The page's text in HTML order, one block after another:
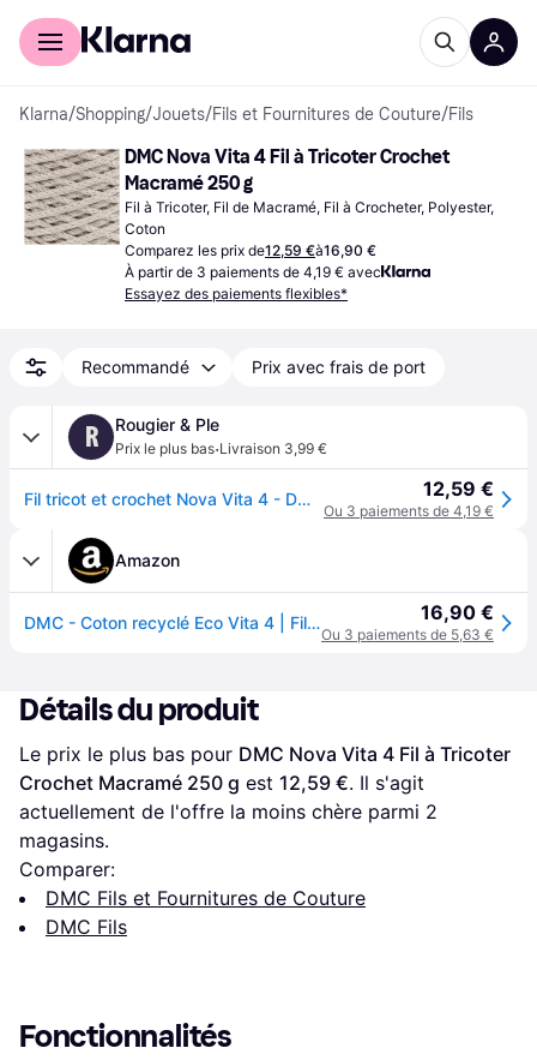
Acheter avec Klarna
Klarna/Shopping/Jouets/Fils et Fournitures de Couture/Fils
DMC Nova Vita 4 Fil à Tricoter Crochet
Macramé 250 g
Fil à Tricoter, Fil de Macramé, Fil à Crocheter, Polyester,
Coton
Comparez les prix de12,59 €à16,90 €
À partir de 3 paiements de 4,19 € avec
Essayez des paiements flexibles*
Recommandé Prix avec frais de port
R Rougier & Ple
Prix le plus bas·Livraison 3,99 €
Fil tricot et crochet Nova Vita 4 - DMC 131 Gris 12,59 €
Ou 3 paiements de 4,19 €
Amazon
DMC - Coton recyclé Eco Vita 4 | Fil de coton recyclé | 250 g - 200 m 16,90 €
Ou 3 paiements de 5,63 €
Détails du produit
Le prix le plus bas pour DMC Nova Vita 4 Fil à Tricoter
Crochet Macramé 250 g est 12,59 €. Il s'agit
actuellement de l'offre la moins chère parmi 2
magasins.
Comparer:
DMC Fils et Fournitures de Couture
DMC Fils
Fonctionnalités